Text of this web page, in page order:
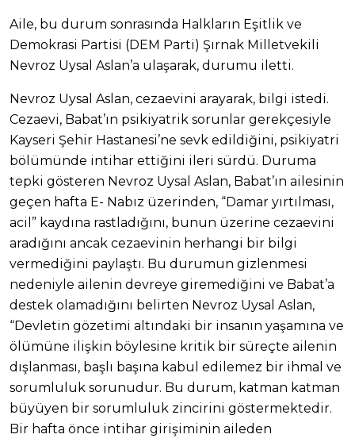
Aile, bu durum sonrasında Halkların Eşitlik ve
Demokrasi Partisi (DEM Parti) Şırnak Milletvekili
Nevroz Uysal Aslan’a ulaşarak, durumu iletti.
Nevroz Uysal Aslan, cezaevini arayarak, bilgi istedi.
Cezaevi, Babat’ın psikiyatrik sorunlar gerekçesiyle
Kayseri Şehir Hastanesi’ne sevk edildiğini, psikiyatri
bölümünde intihar ettiğini ileri sürdü. Duruma
tepki gösteren Nevroz Uysal Aslan, Babat’ın ailesinin
geçen hafta E- Nabız üzerinden, “Damar yırtılması,
acil” kaydına rastladığını, bunun üzerine cezaevini
aradığını ancak cezaevinin herhangi bir bilgi
vermediğini paylaştı. Bu durumun gizlenmesi
nedeniyle ailenin devreye giremediğini ve Babat’a
destek olamadığını belirten Nevroz Uysal Aslan,
“Devletin gözetimi altındaki bir insanın yaşamına ve
ölümüne ilişkin böylesine kritik bir süreçte ailenin
dışlanması, başlı başına kabul edilemez bir ihmal ve
sorumluluk sorunudur. Bu durum, katman katman
büyüyen bir sorumluluk zincirini göstermektedir.
Bir hafta önce intihar girişiminin aileden